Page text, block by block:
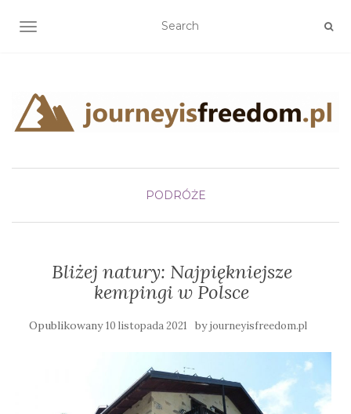
TOGGLE NAVIGATION
PODRÓŻE
Bliżej natury: Najpiękniejsze
kempingi w Polsce
Opublikowany10 listopada 2021 byjourneyisfreedom.pl